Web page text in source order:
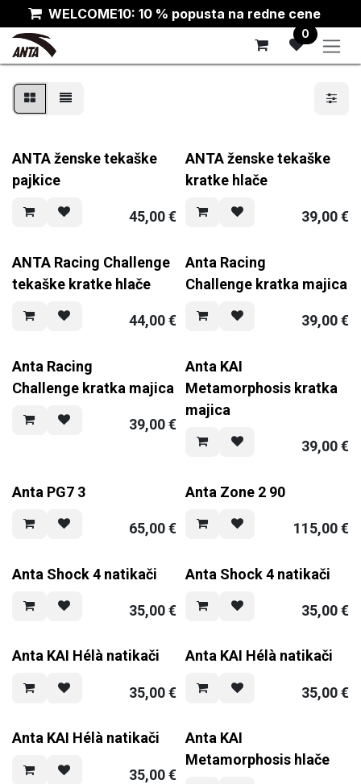
Skip to ContentWELCOME10: 10 % popusta na redne cene
0
ANTA ženske tekaške
pajkice
45,00€
ANTA ženske tekaške
kratke hlače
39,00€
ANTA Racing Challenge
tekaške kratke hlače
44,00€
Anta Racing
Challenge kratka majica
39,00€
Anta Racing
Challenge kratka majica
39,00€
Anta KAI
Metamorphosis kratka
majica
39,00€
Anta PG7 3
65,00€
Anta Zone 2 90
115,00€
Anta Shock 4 natikači
35,00€
Anta Shock 4 natikači
35,00€
Anta KAI Hélà natikači
35,00€
Anta KAI Hélà natikači
35,00€
Anta KAI Hélà natikači
35,00€
Anta KAI
Metamorphosis hlače